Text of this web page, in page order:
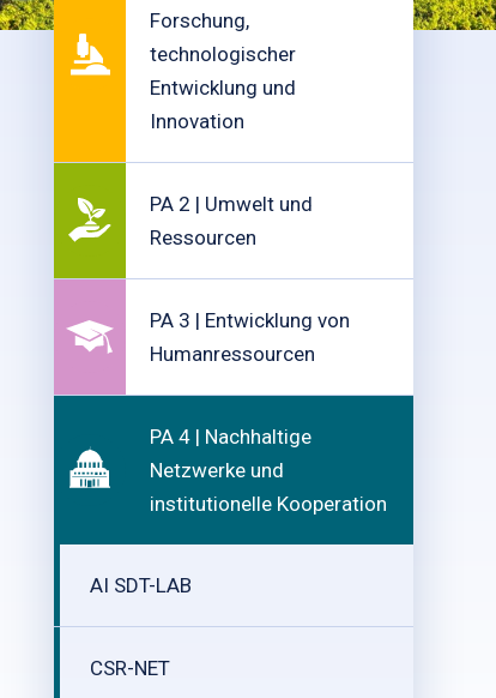
Forschung,
technologischer
Entwicklung und
Innovation
PA 2 | Umwelt und
Ressourcen
PA 3 | Entwicklung von
Humanressourcen
PA 4 | Nachhaltige
Netzwerke und
institutionelle Kooperation
AI SDT-LAB
CSR-NET